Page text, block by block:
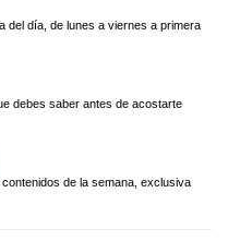
del día, de lunes a viernes a primera
debes saber antes de acostarte
de la semana, exclusiva